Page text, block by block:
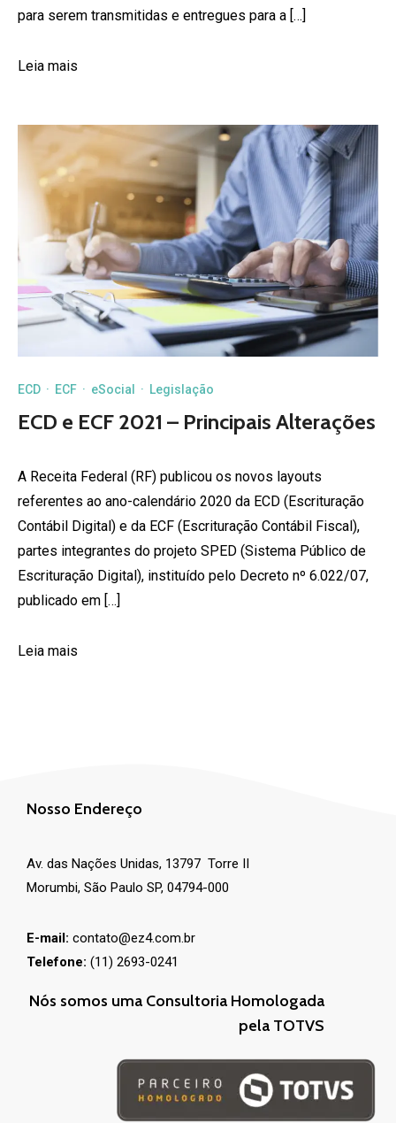
para serem transmitidas e entregues para a […]
Leia mais
ECD · ECF · eSocial · Legislação
ECD e ECF 2021 – Principais Alterações
A Receita Federal (RF) publicou os novos layouts
referentes ao ano-calendário 2020 da ECD (Escrituração
Contábil Digital) e da ECF (Escrituração Contábil Fiscal),
partes integrantes do projeto SPED (Sistema Público de
Escrituração Digital), instituído pelo Decreto nº 6.022/07,
publicado em […]
Leia mais
Nosso Endereço
Av. das Nações Unidas, 13797 Torre II
Morumbi, São Paulo SP, 04794-000
E-mail: contato@ez4.com.br
Telefone: (11) 2693-0241
Nós somos uma Consultoria Homologada
pela TOTVS